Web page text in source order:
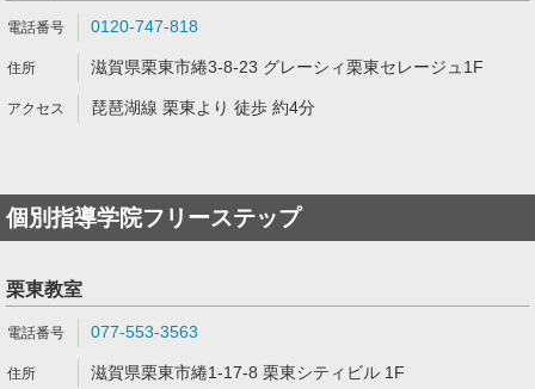
0120-747-818
滋賀県栗東市綣3-8-23 グレーシィ栗東セレージュ1F
琵琶湖線 栗東より 徒歩 約4分
個別指導学院フリーステップ
栗東教室
077-553-3563
滋賀県栗東市綣1-17-8 栗東シティビル 1F